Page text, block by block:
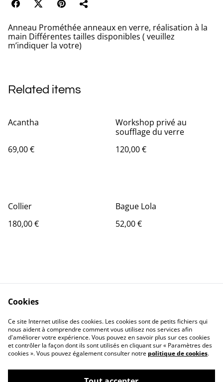
Anneau Prométhée anneaux en verre, réalisation à la
main Différentes tailles disponibles ( veuillez
m’indiquer la votre)
Related items
Acantha
69,00 €
Workshop privé au
soufflage du verre
120,00 €
Collier
180,00 €
Bague Lola
52,00 €
Contact Us
Legal Terms
Privacy Policy
Cookie Policy
Cookies
Ce site Internet utilise des cookies. Les cookies sont de petits fichiers qui
nous aident à comprendre comment vous utilisez nos services afin
d'améliorer votre expérience. Vous pouvez en savoir plus sur ces cookies
et contrôler la façon dont ils sont utilisés en cliquant sur « Paramètres des
cookies ». Vous pouvez également consulter notre politique de cookies.